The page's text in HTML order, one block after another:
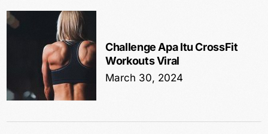
Challenge Apa Itu CrossFit
Workouts Viral
March 30, 2024